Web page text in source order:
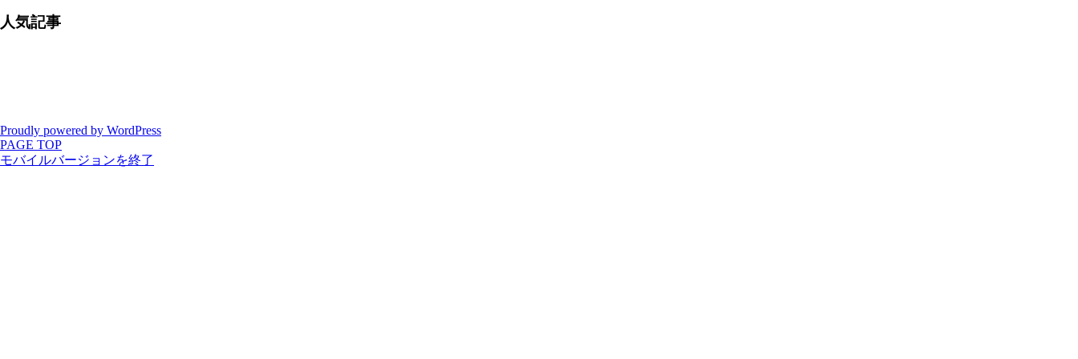
人気記事
Proudly powered by WordPress
PAGE TOP
モバイルバージョンを終了